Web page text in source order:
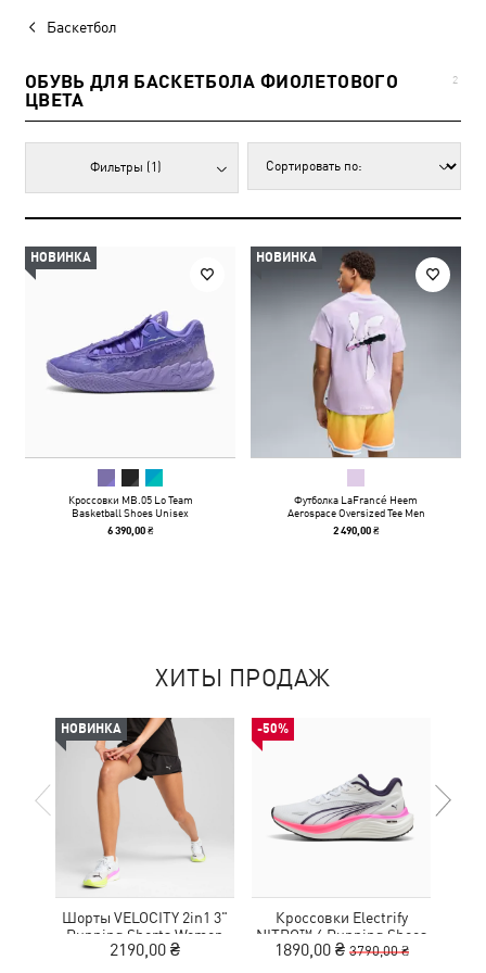
Баскетбол
ОБУВЬ ДЛЯ БАСКЕТБОЛА ФИОЛЕТОВОГО
ЦВЕТА
2
Фильтры (1)
НОВИНКА
Кроссовки MB.05 Lo Team
Basketball Shoes Unisex
6 390,00 ₴
НОВИНКА
Футболка LaFrancé Heem
Aerospace Oversized Tee Men
2 490,00 ₴
ХИТЫ ПРОДАЖ
НОВИНКА
Шорты VELOCITY 2in1 3"
Running Shorts Women
2190,00 ₴
-50%
Кроссовки Electrify
NITRO™ 4 Running Shoes
Youth
1890,00 ₴ 3790,00 ₴